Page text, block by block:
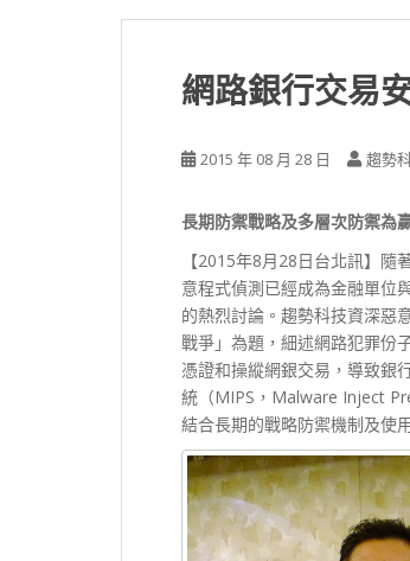
網路銀行交易
2015 年 08 月 28 日 趨勢
長期防禦戰略及多層次防禦為
【2015年8月28日台北訊】
意程式偵測已經成為金融單位
的熱烈討論。趨勢科技資深惡
戰爭」為題，細述網路犯罪份
憑證和操縱網銀交易，導致銀
統（MIPS，Malware Inject
結合長期的戰略防禦機制及使